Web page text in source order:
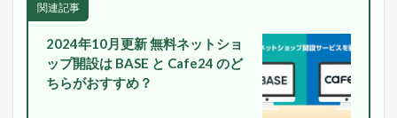
関連記事
2024年10月更新 無料ネットショ
ップ開設は BASE と Cafe24 のど
ちらがおすすめ？